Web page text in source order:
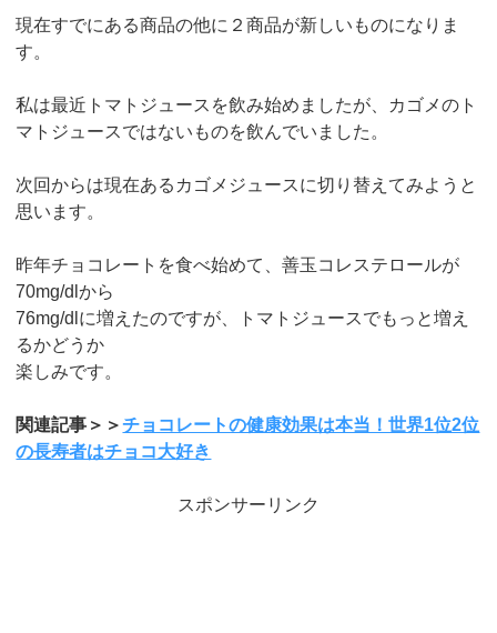
現在すでにある商品の他に２商品が新しいものになりま
す。
私は最近トマトジュースを飲み始めましたが、カゴメのト
マトジュースではないものを飲んでいました。
次回からは現在あるカゴメジュースに切り替えてみようと
思います。
昨年チョコレートを食べ始めて、善玉コレステロールが
70mg/dlから
76mg/dlに増えたのですが、トマトジュースでもっと増え
るかどうか
楽しみです。
関連記事＞＞チョコレートの健康効果は本当！世界1位2位
の長寿者はチョコ大好き
スポンサーリンク